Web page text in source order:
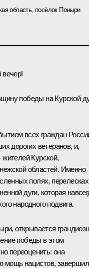
область, посёлок Поныри
вечер!
победы на Курской
всех граждан
дорогих ветеранов, и,
Курской,
областей. Именно
полях,
дуги, которая
народного подвига.
открывается
победы в этом
переоценить: она
мощь нацистов,